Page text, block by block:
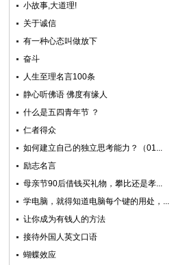
小故事,大道理!
关于诚信
有一种心态叫做放下
奋斗
人生至理名言100条
静心听佛语 佛度有缘人
什么是五四青年节 ？
仁者得众
如何建立自己的独立思考能力？（01...
励志名言
母亲节90后借钱买礼物，攀比还是孝...
学电脑，就得知道电脑每个键的用处，...
让你成为有钱人的方法
接待外国人英文口语
蝴蝶效应